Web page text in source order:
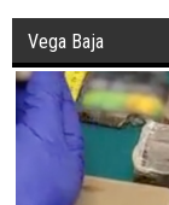
Vega Baja